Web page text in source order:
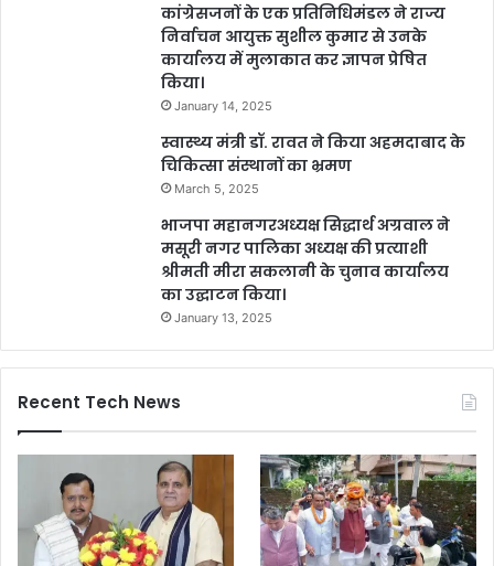
कांग्रेसजनों के एक प्रतिनिधिमंडल ने राज्य
निर्वाचन आयुक्त सुशील कुमार से उनके
कार्यालय में मुलाकात कर ज्ञापन प्रेषित
किया।
January 14, 2025
स्वास्थ्य मंत्री डॉ. रावत ने किया अहमदाबाद के
चिकित्सा संस्थानों का भ्रमण
March 5, 2025
भाजपा महानगरअध्यक्ष सिद्धार्थ अग्रवाल ने
मसूरी नगर पालिका अध्यक्ष की प्रत्याशी
श्रीमती मीरा सकलानी के चुनाव कार्यालय
का उद्घाटन किया।
January 13, 2025
Recent Tech News